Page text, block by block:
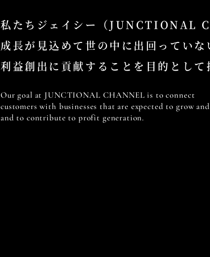
私たちジェイシー
（JUNCTIONAL
成長が見込めて世の中に出回っていな
利益創出に貢献することを 目的として
Our goal at JUNCTIONAL CHANNEL is to connect
customers with businesses that are expected to grow
and to contribute to profit generation.